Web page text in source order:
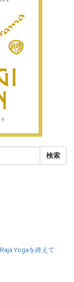
Yogaを終えて